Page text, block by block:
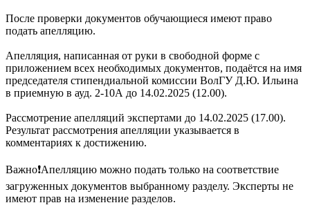
После проверки документов обучающиеся имеют право
подать апелляцию.
Апелляция, написанная от руки в свободной форме с
приложением всех необходимых документов, подаётся на имя
председателя стипендиальной комиссии ВолГУ Д.Ю. Ильина
в приемную в ауд. 2-10А до 14.02.2025 (12.00).
Рассмотрение апелляций экспертами до 14.02.2025 (17.00).
Результат рассмотрения апелляции указывается в
комментариях к достижению.
Важно❗Апелляцию можно подать только на соответствие
загруженных документов выбранному разделу. Эксперты не
имеют прав на изменение разделов.